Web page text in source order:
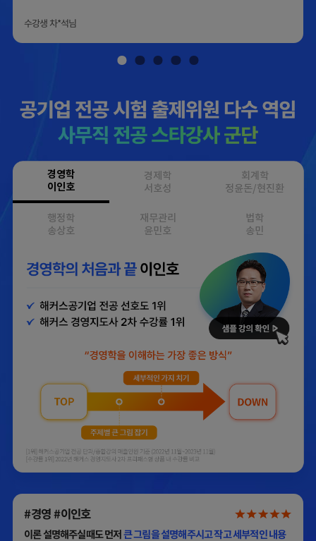
수강생 차*석님
경영학
이인호
경제학
서호성
회계학
정윤돈/현진환
행정학
송상호
재무관리
윤민호
법학
송민
#경영 #이인호
이론 설명해주실때도 먼저큰 그림을 설명해주시고 작고 세부적인 내용